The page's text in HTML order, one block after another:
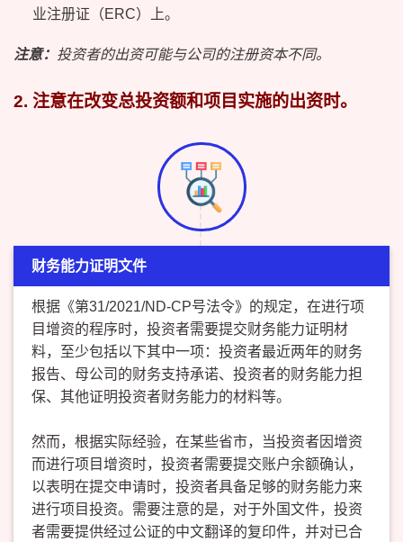
业注册证（ERC）上。
注意： 投资者的出资可能与公司的注册资本不同。
2. 注意在改变总投资额和项目实施的出资时。
财务能力证明文件
根据《第31/2021/ND-CP号法令》的规定，在进行项
目增资的程序时，投资者需要提交财务能力证明材
料，至少包括以下其中一项：投资者最近两年的财务
报告、母公司的财务支持承诺、投资者的财务能力担
保、其他证明投资者财务能力的材料等。
然而，根据实际经验，在某些省市，当投资者因增资
而进行项目增资时，投资者需要提交账户余额确认，
以表明在提交申请时，投资者具备足够的财务能力来
进行项目投资。需要注意的是，对于外国文件，投资
者需要提供经过公证的中文翻译的复印件，并对已合